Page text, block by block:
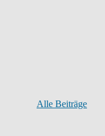
Alle Beiträge